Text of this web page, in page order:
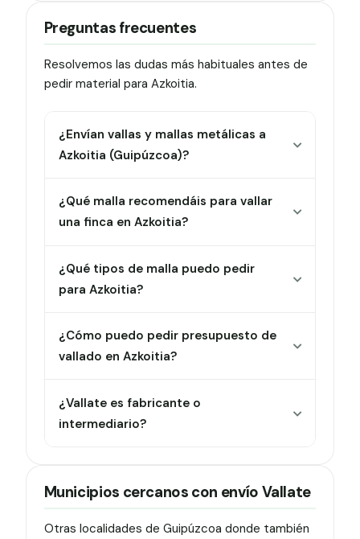
Preguntas frecuentes
Resolvemos las dudas más habituales antes de
pedir material para Azkoitia.
¿Envían vallas y mallas metálicas a
Azkoitia (Guipúzcoa)?
¿Qué malla recomendáis para vallar
una finca en Azkoitia?
¿Qué tipos de malla puedo pedir
para Azkoitia?
¿Cómo puedo pedir presupuesto de
vallado en Azkoitia?
¿Vallate es fabricante o
intermediario?
Municipios cercanos con envío Vallate
Otras localidades de Guipúzcoa donde también